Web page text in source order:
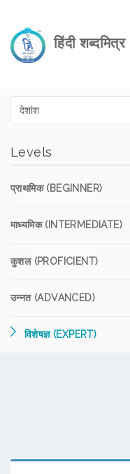
हिंदी शब्दमित्र
Levels
प्राथमिक (BEGINNER)
माध्यमिक (INTERMEDIATE)
कुशल (PROFICIENT)
उन्नत (ADVANCED)
विशेषज्ञ (EXPERT)